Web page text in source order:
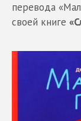
перевода
своей книге